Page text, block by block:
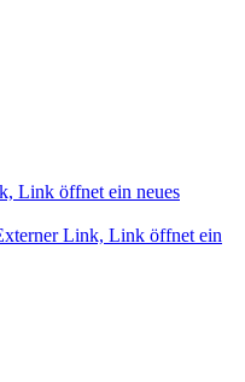
Link öffnet ein neues
Link, Link öffnet ein